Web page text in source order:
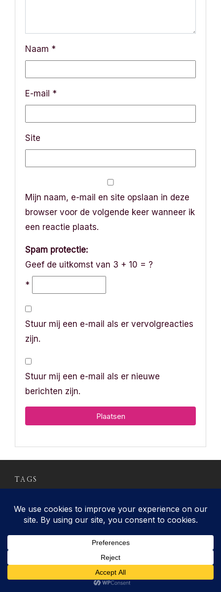
Naam *
E-mail *
Site
Mijn naam, e-mail en site opslaan in deze
browser voor de volgende keer wanneer ik
een reactie plaats.
Spam protectie:
Geef de uitkomst van 3 + 10 = ?
*
Stuur mij een e-mail als er vervolgreacties
zijn.
Stuur mij een e-mail als er nieuwe
berichten zijn.
TAGS
Guide cardio training Chanel Dior Essence Filmpje fit worden
Knieblessure
Krachttraining Mamadingen mamavlog Mom in
Balance Mpower Paardrijden